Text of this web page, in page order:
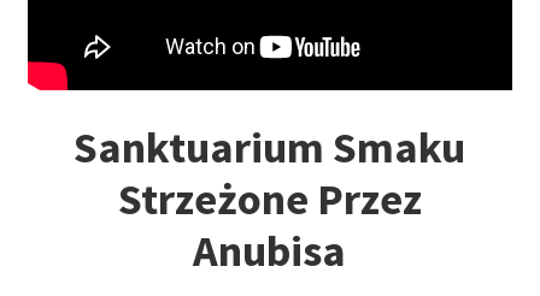
Sanktuarium Smaku
Strzeżone Przez
Anubisa